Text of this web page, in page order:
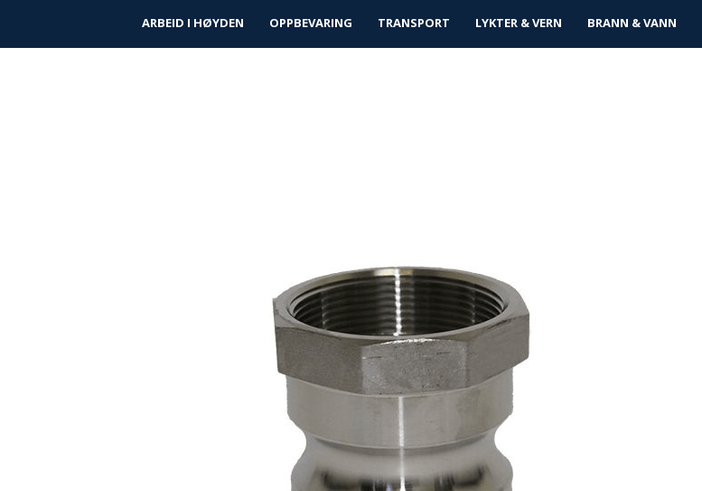
Finn forhandler| Kundeservice| Prosjektløsninger
ARBEID I HØYDEN OPPBEVARING TRANSPORT LYKTER & VERN BRANN & VANN